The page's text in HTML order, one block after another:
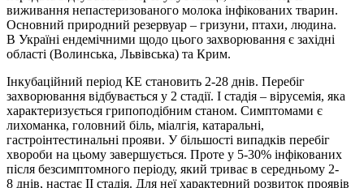
виживання непастеризованого молока інфікованих тварин.
Основний природний резервуар – гризуни, птахи, людина.
В Україні ендемічними щодо цього захворювання є західні
області ­(Волинська, Львівська) та Крим.
Інкубаційний період КЕ становить 2-28 днів. Перебіг
захворювання відбувається у 2 стадії. І стадія – вірусемія, яка
характеризується грипоподібним станом. Симптомами є
лихоманка, головний біль, міалгія, катаральні,
гастроінтестинальні прояви. У більшості випадків перебіг
хвороби на цьому завершується. Проте у 5-30% інфікованих
після безсимптомного періоду, який триває в середньому 2-
8 днів, настає ІІ стадія. Для неї характерний розвиток проявів